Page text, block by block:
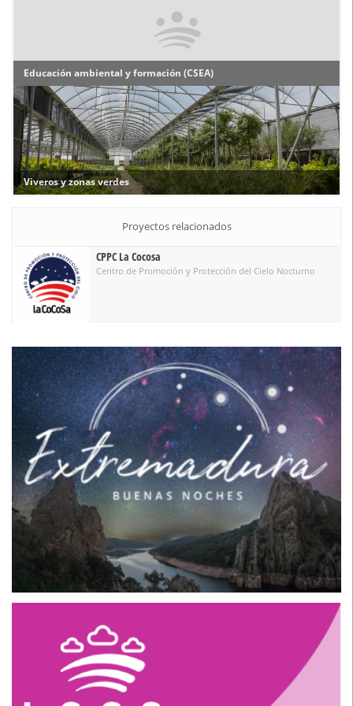
Educación ambiental y formación (CSEA)
Viveros y zonas verdes
Proyectos relacionados
CPPC La Cocosa
Centro de Promoción y Protección del Cielo Nocturno